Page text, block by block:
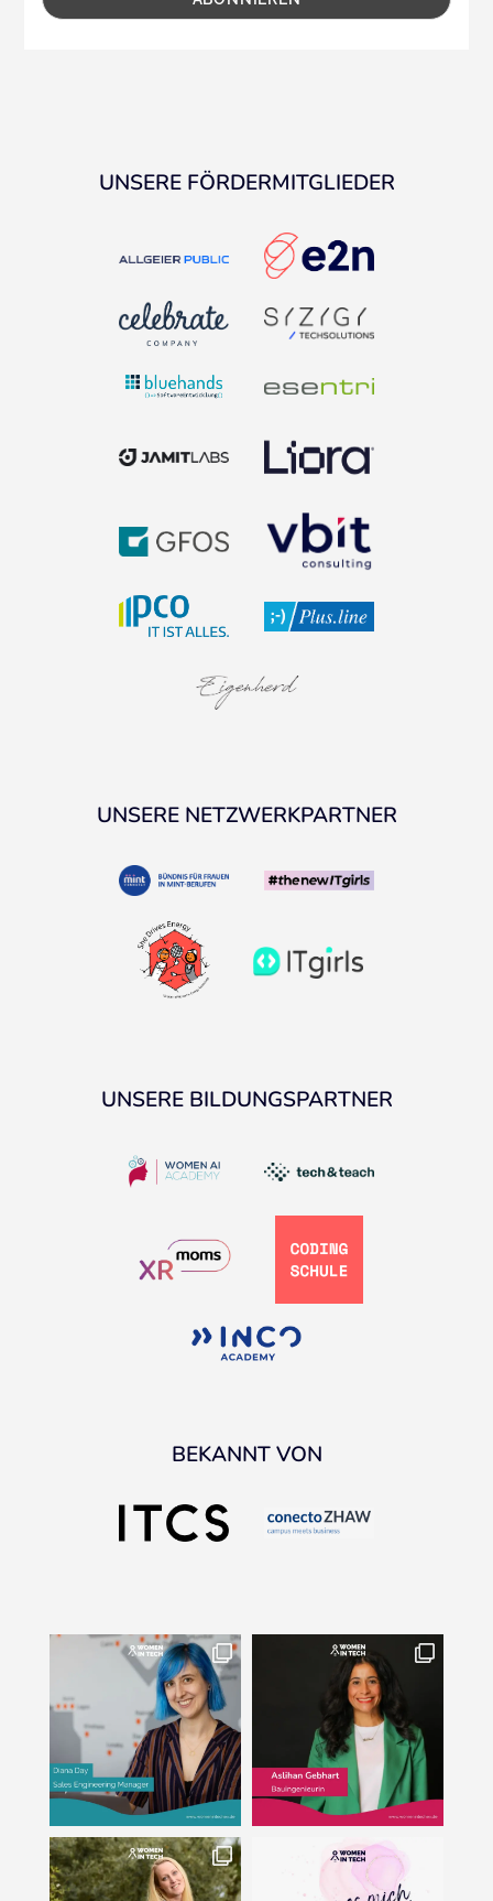
UNSERE FÖRDERMITGLIEDER
UNSERE NETZWERKPARTNER
UNSERE BILDUNGSPARTNER
BEKANNT VON